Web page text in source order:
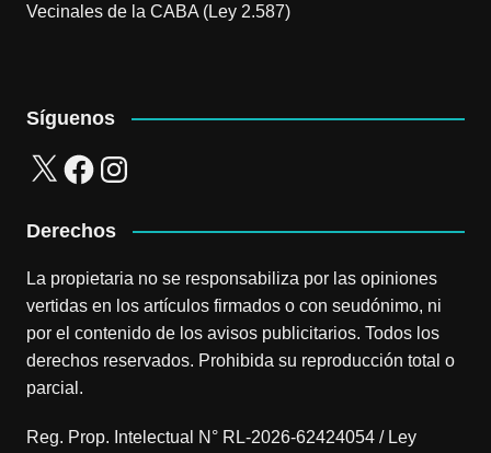
Vecinales de la CABA (Ley 2.587)
Síguenos
X FacebookInstagram
Derechos
La propietaria no se responsabiliza por las opiniones
vertidas en los artículos firmados o con seudónimo, ni
por el contenido de los avisos publicitarios. Todos los
derechos reservados. Prohibida su reproducción total o
parcial.
Reg. Prop. Intelectual N° RL-2026-62424054 / Ley